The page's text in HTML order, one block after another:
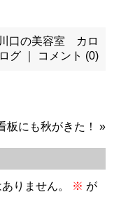
川口の美容室 カロ
グ｜ コメント (0)
板にも秋がきた！ »
りません。 ※ が